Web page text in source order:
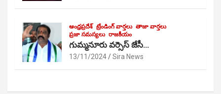
ఆంధ్రప్రదేశ్ ట్రేండింగ్ వార్తలు తాజా వార్తలు
ప్రజా సమస్యలు రాజకీయం
గుమ్మనూరు వర్సెస్ జేసీ…
13/11/2024 Sira News